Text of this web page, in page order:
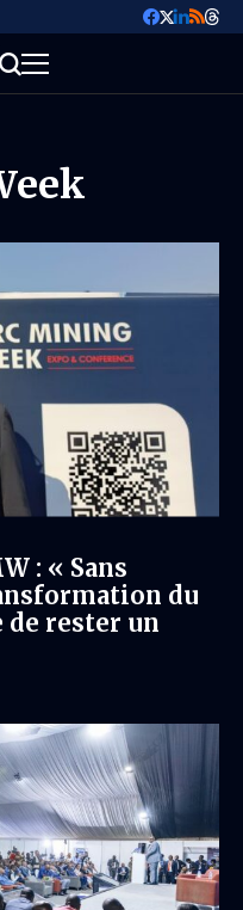
: « Sans
du
rester un